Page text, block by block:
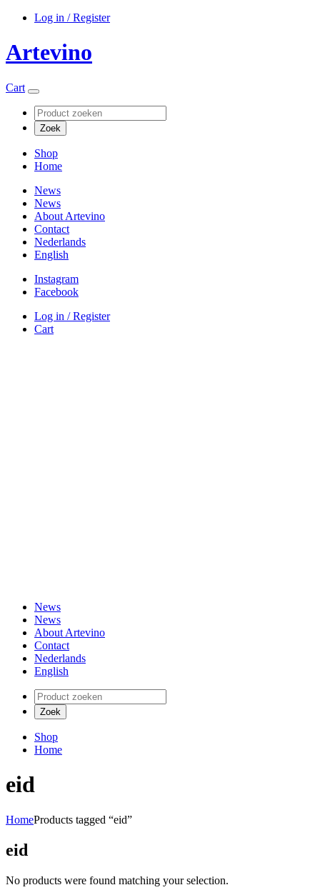
Log in / Register
Artevino
Cart
Shop
Home
News
News
About Artevino
Contact
Nederlands
English
Instagram
Facebook
Log in / Register
Cart
News
News
About Artevino
Contact
Nederlands
English
Shop
Home
eid
HomeProducts tagged “eid”
eid
No products were found matching your selection.